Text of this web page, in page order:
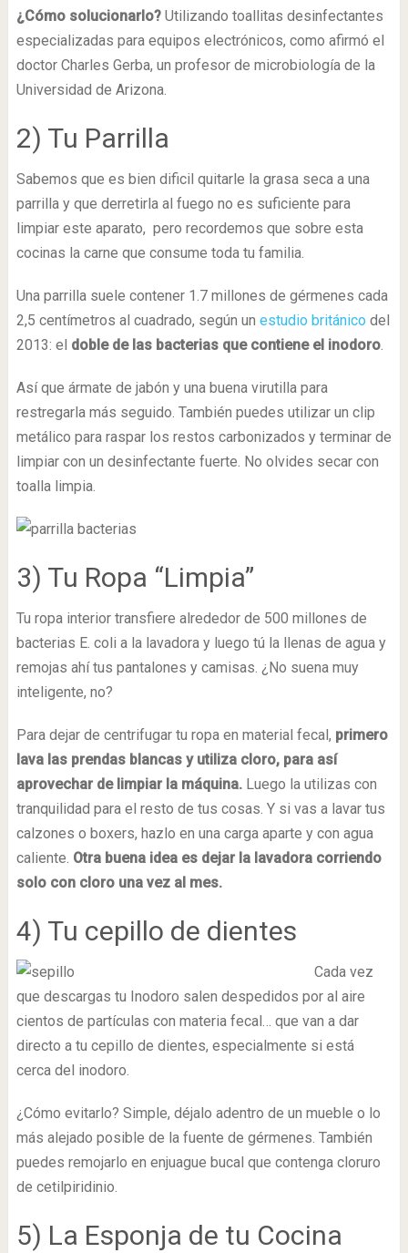
¿Cómo solucionarlo?Utilizando toallitas desinfectantes
especializadas para equipos electrónicos, como afirmó el
doctor Charles Gerba, un profesor de microbiología de la
Universidad de Arizona.
2) Tu Parrilla
Sabemos que es bien dificil quitarle la grasa seca a una
parrilla y que derretirla al fuego no es suficiente para
limpiar este aparato, pero recordemos que sobre esta
cocinas la carne que consume toda tu familia.
Una parrilla suele contener 1.7 millones de gérmenes cada
2,5 centímetros al cuadrado, según un estudio británico del
2013: el doble de las bacterias que contiene el inodoro.
Así que ármate de jabón y una buena virutilla para
restregarla más seguido. También puedes utilizar un clip
metálico para raspar los restos carbonizados y terminar de
limpiar con un desinfectante fuerte. No olvides secar con
toalla limpia.
3) Tu Ropa “Limpia”
Tu ropa interior transfiere alrededor de 500 millones de
bacterias E. coli a la lavadora y luego tú la llenas de agua y
remojas ahí tus pantalones y camisas. ¿No suena muy
inteligente, no?
Para dejar de centrifugar tu ropa en material fecal, primero
lava las prendas blancas y utiliza cloro, para así
aprovechar de limpiar la máquina.Luego la utilizas con
tranquilidad para el resto de tus cosas. Y si vas a lavar tus
calzones o boxers, hazlo en una carga aparte y con agua
caliente. Otra buena idea es dejar la lavadora corriendo
solo con cloro una vez al mes.
4) Tu cepillo de dientes
Cada vez
que descargas tu Inodoro salen despedidos por al aire
cientos de partículas con materia fecal… que van a dar
directo a tu cepillo de dientes, especialmente si está
cerca del inodoro.
¿Cómo evitarlo? Simple, déjalo adentro de un mueble o lo
más alejado posible de la fuente de gérmenes. También
puedes remojarlo en enjuague bucal que contenga cloruro
de cetilpiridinio.
5) La Esponja de tu Cocina